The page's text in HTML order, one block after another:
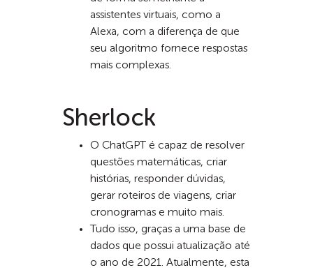
assistentes virtuais, como a
Alexa, com a diferença de que
seu algoritmo fornece respostas
mais complexas.
Sherlock
O ChatGPT é capaz de resolver
questões matemáticas, criar
histórias, responder dúvidas,
gerar roteiros de viagens, criar
cronogramas e muito mais.
Tudo isso, graças a uma base de
dados que possui atualização até
o ano de 2021. Atualmente, esta